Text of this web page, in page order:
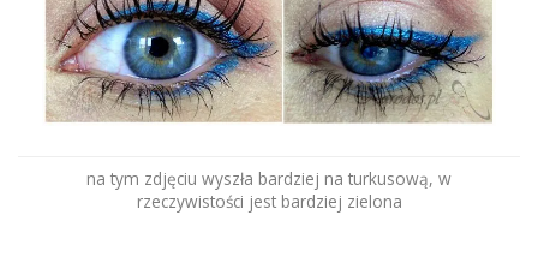
na tym zdjęciu wyszła bardziej na turkusową, w
rzeczywistości jest bardziej zielona